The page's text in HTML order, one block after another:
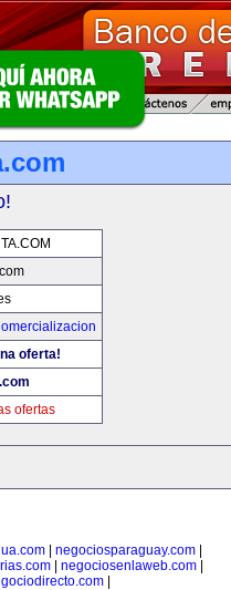
oferta!
ofertas
negociosparaguay.com
negociosenlaweb.com